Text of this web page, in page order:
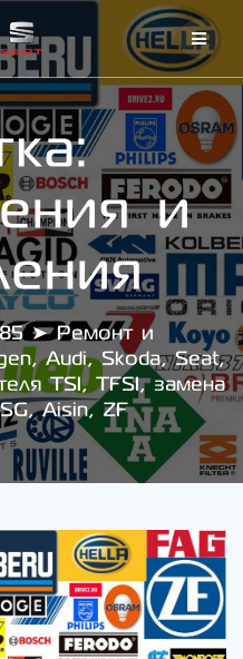
content
и
➤ Ремонт и
Audi, Skoda, Seat,
TSI, TFSI, замена
Aisin, ZF